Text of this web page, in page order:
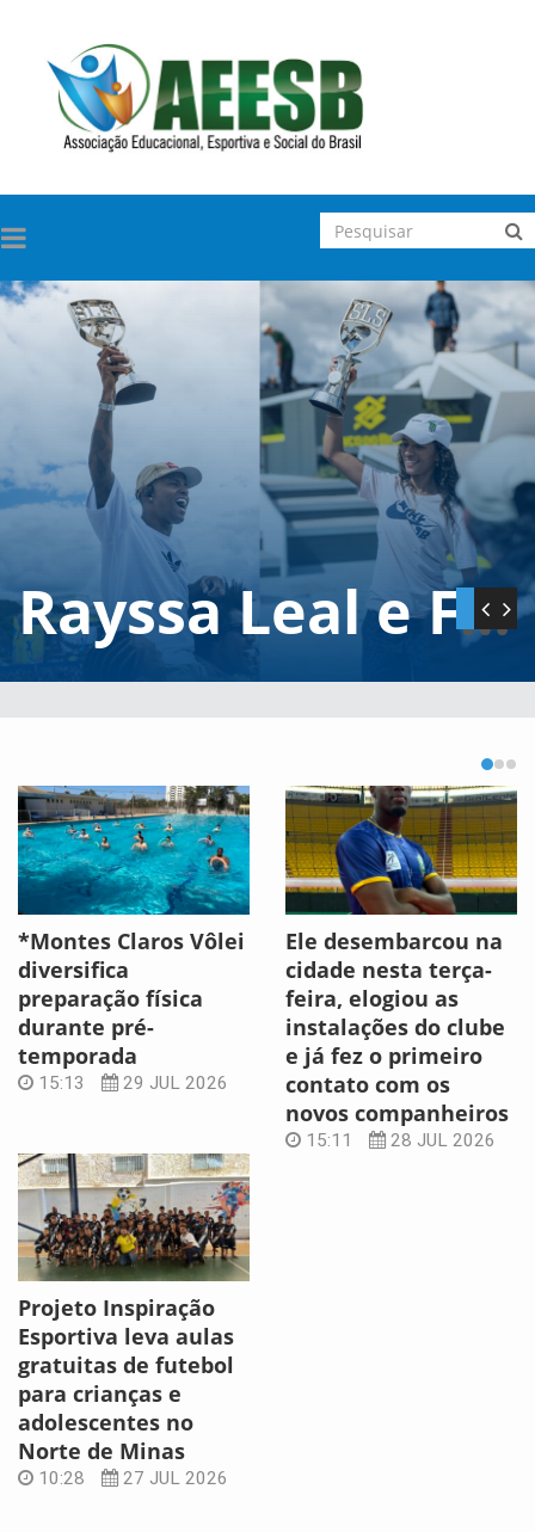
TOGGLE
NAVIGATION
Rayssa Leal e Felipe Gustavo conquistam o título do SLS Brasília, etapa organizada pela AEESB
Invicto e inédito! Brasil conquista a Copa América de Vôlei Masculino com vitória sobre a Argentina
SLS: AEESB realiza Mundial de Skate em SP; Rayssa Leal sagra-se tricampeã
Mães encontram no projeto Escola de Esportes a chance dos filhos realizarem sonhos
*Montes Claros Vôlei
diversifica
preparação física
durante pré-
temporada
15:13 29 JUL 2026
Ele desembarcou na
cidade nesta terça-
feira, elogiou as
instalações do clube
e já fez o primeiro
contato com os
novos companheiros
15:11 28 JUL 2026
Projeto Inspiração
Esportiva leva aulas
gratuitas de futebol
para crianças e
adolescentes no
Norte de Minas
10:28 27 JUL 2026